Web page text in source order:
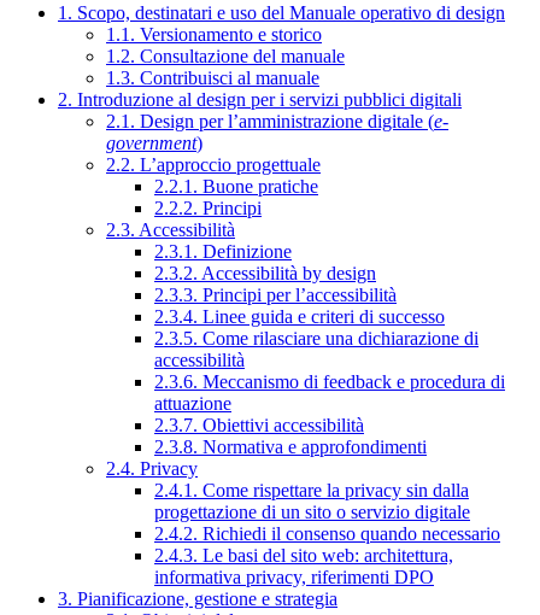
1. Scopo, destinatari e uso del Manuale operativo di design
1.1. Versionamento e storico
1.2. Consultazione del manuale
1.3. Contribuisci al manuale
2. Introduzione al design per i servizi pubblici digitali
2.1. Design per l’amministrazione digitale (e-
government)
2.2. L’approccio progettuale
2.2.1. Buone pratiche
2.2.2. Principi
2.3. Accessibilità
2.3.1. Definizione
2.3.2. Accessibilità by design
2.3.3. Principi per l’accessibilità
2.3.4. Linee guida e criteri di successo
2.3.5. Come rilasciare una dichiarazione di
accessibilità
2.3.6. Meccanismo di feedback e procedura di
attuazione
2.3.7. Obiettivi accessibilità
2.3.8. Normativa e approfondimenti
2.4. Privacy
2.4.1. Come rispettare la privacy sin dalla
progettazione di un sito o servizio digitale
2.4.2. Richiedi il consenso quando necessario
2.4.3. Le basi del sito web: architettura,
informativa privacy, riferimenti DPO
3. Pianificazione, gestione e strategia